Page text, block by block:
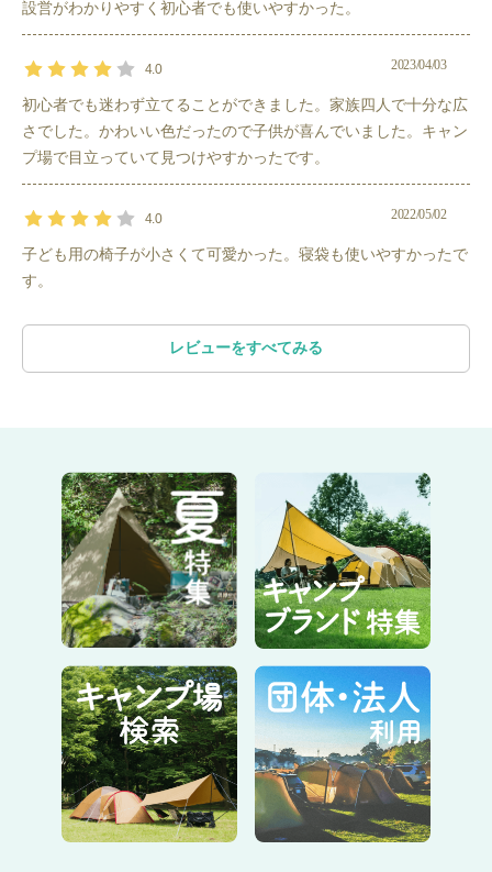
※チェアワンのカラーはランダムでお届けします。カラーパター
・オールブラック
・ブラック(脚はブルー)
・コヨーテタン
・ダークネイビー
※キッズ用チェアのカラーはランダムでお届けします。
すべて単品で借りた場合の値段：24,600円（26%オフ）
・リビングと寝室が一体となったファミリー向けテント
・出入り口が３箇所（前方、後方、サイド）もあるので出入りし
やすい◎
※カラーは［Teal/Orange］または［Yellow/Blue］のどちらかを
お届けします。カラーのご指定はできません。
詳細情報
テント：1張
［ビートルツールームテント／
chums］ 内容：ポール×4、ガイライン
(ロープ)×7、ペグ×19、収納袋 本体サ
設営がわかりやすく初心者でも使いやすかった。
4.0 2023/04/03
初心者でも迷わず立てることができました。家族四人で十分な広
さでした。かわいい色だったので子供が喜んでいました。キャン
プ場で目立っていて見つけやすかったです。
4.0 2022/05/02
子ども用の椅子が小さくて可愛かった。寝袋も使いやすかったで
す。
レビューをすべてみる